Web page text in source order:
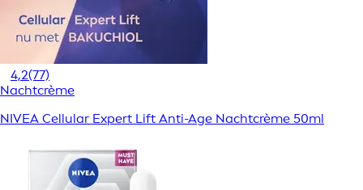
4,2(77)
Nachtcrème
NIVEA Cellular Expert Lift Anti-Age Nachtcrème 50ml